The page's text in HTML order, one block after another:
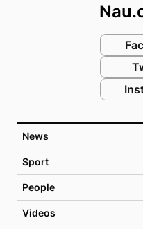
News
Sport
People
Videos